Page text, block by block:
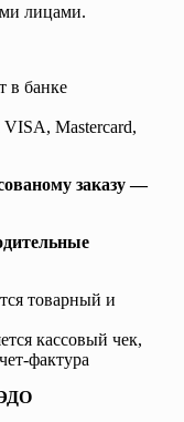
лицами.
в банке
Mastercard,
заказу —
товарный и
кассовый чек,
фактура